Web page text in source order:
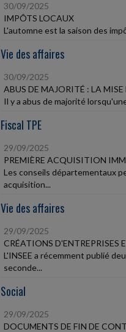
30/09/2025
IMPÔTS LOCAUX
L'automne est la saison des
Vie des affaires
30/09/2025
ABUS DE MAJORITÉ : LA
Il y a abus de majorité
Fiscal TPE
29/09/2025
PREMIÈRE ACQUISITION
Les conseils départementaux
acquisition...
Vie des affaires
29/09/2025
CRÉATIONS D'ENTREPRISES
L'INSEE a récemment publié
seconde...
Social
29/09/2025
DOCUMENTS DE FIN DE